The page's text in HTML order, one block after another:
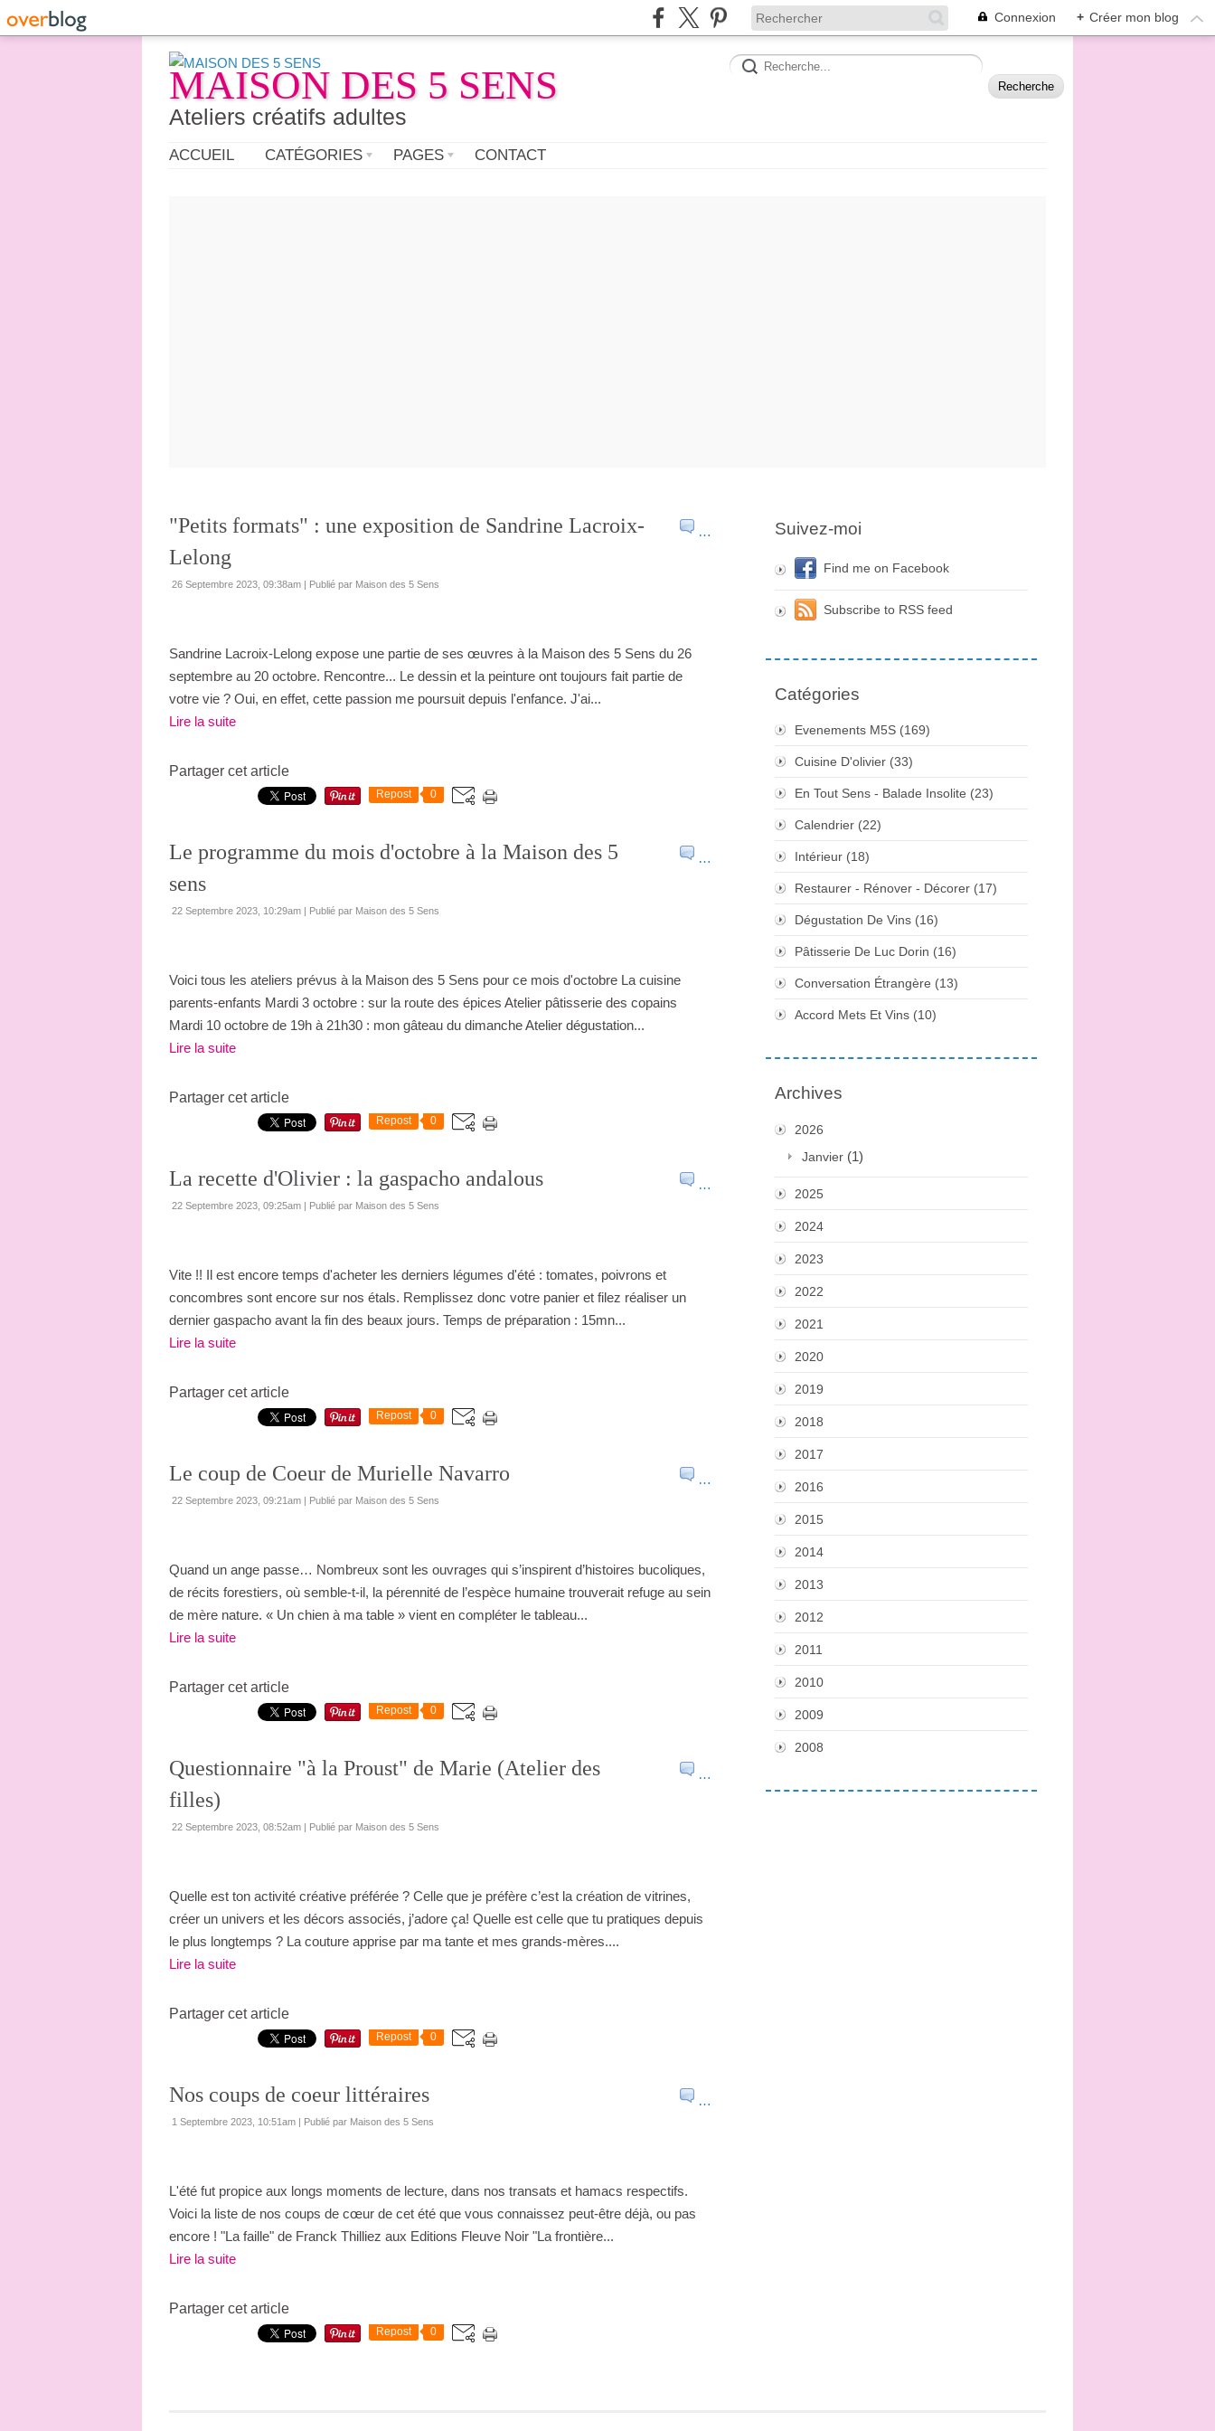
Connexion + Créer mon blog
MAISON DES 5 SENS
Ateliers créatifs adultes
ACCUEIL CATÉGORIES PAGES CONTACT
…
"Petits formats" : une exposition de Sandrine Lacroix-
Lelong
26 Septembre 2023, 09:38am | Publié par Maison des 5 Sens
Sandrine Lacroix-Lelong expose une partie de ses œuvres à la Maison des 5 Sens du 26
septembre au 20 octobre. Rencontre... Le dessin et la peinture ont toujours fait partie de
votre vie ? Oui, en effet, cette passion me poursuit depuis l'enfance. J'ai...
Lire la suite
Partager cet article
Repost 0
…
Le programme du mois d'octobre à la Maison des 5
sens
22 Septembre 2023, 10:29am | Publié par Maison des 5 Sens
Voici tous les ateliers prévus à la Maison des 5 Sens pour ce mois d'octobre La cuisine
parents-enfants Mardi 3 octobre : sur la route des épices Atelier pâtisserie des copains
Mardi 10 octobre de 19h à 21h30 : mon gâteau du dimanche Atelier dégustation...
Lire la suite
Partager cet article
Repost 0
…
La recette d'Olivier : la gaspacho andalous
22 Septembre 2023, 09:25am | Publié par Maison des 5 Sens
Vite !! Il est encore temps d'acheter les derniers légumes d'été : tomates, poivrons et
concombres sont encore sur nos étals. Remplissez donc votre panier et filez réaliser un
dernier gaspacho avant la fin des beaux jours. Temps de préparation : 15mn...
Lire la suite
Partager cet article
Repost 0
…
Le coup de Coeur de Murielle Navarro
22 Septembre 2023, 09:21am | Publié par Maison des 5 Sens
Quand un ange passe… Nombreux sont les ouvrages qui s’inspirent d’histoires bucoliques,
de récits forestiers, où semble-t-il, la pérennité de l’espèce humaine trouverait refuge au sein
de mère nature. « Un chien à ma table » vient en compléter le tableau...
Lire la suite
Partager cet article
Repost 0
…
Questionnaire "à la Proust" de Marie (Atelier des
filles)
22 Septembre 2023, 08:52am | Publié par Maison des 5 Sens
Quelle est ton activité créative préférée ? Celle que je préfère c’est la création de vitrines,
créer un univers et les décors associés, j’adore ça! Quelle est celle que tu pratiques depuis
le plus longtemps ? La couture apprise par ma tante et mes grands-mères....
Lire la suite
Partager cet article
Repost 0
…
Nos coups de coeur littéraires
1 Septembre 2023, 10:51am | Publié par Maison des 5 Sens
L'été fut propice aux longs moments de lecture, dans nos transats et hamacs respectifs.
Voici la liste de nos coups de cœur de cet été que vous connaissez peut-être déjà, ou pas
encore ! "La faille" de Franck Thilliez aux Editions Fleuve Noir "La frontière...
Lire la suite
Partager cet article
Repost 0
Suivez-moi
Find me on Facebook
Subscribe to RSS feed
Catégories
Evenements M5S (169)
Cuisine D'olivier (33)
En Tout Sens - Balade Insolite (23)
Calendrier (22)
Intérieur (18)
Restaurer - Rénover - Décorer (17)
Dégustation De Vins (16)
Pâtisserie De Luc Dorin (16)
Conversation Étrangère (13)
Accord Mets Et Vins (10)
Archives
2026
Janvier (1)
2025
2024
2023
2022
2021
2020
2019
2018
2017
2016
2015
2014
2013
2012
2011
2010
2009
2008